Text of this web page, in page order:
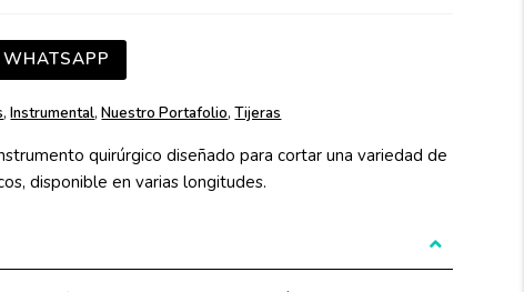
WHATSAPP
,Instrumental,Nuestro Portafolio,Tijeras
quirúrgico diseñado para cortar una variedad de
disponible en varias longitudes.